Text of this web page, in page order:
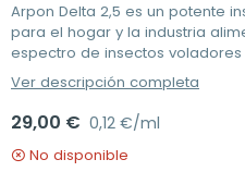
Arpon Delta 2,5 es un potente
para el hogar y la industria
espectro de insectos voladores
Ver descripción completa
29,00 € 0,12 €/ml
No disponible